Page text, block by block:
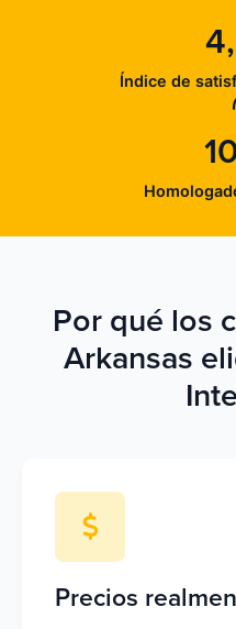
Índice de
Por qué los
Arkansas
Precios